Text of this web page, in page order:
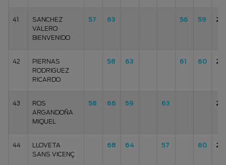
41
SANCHEZ
VALERO
BIENVENIDO
57 63 56 59
42
PIERNAS
RODRIGUEZ
RICARDO
58 63 61 60
43
ROS
ARGANDOÑA
MIQUEL
58 66 59 63
44
LLOVETA
SANS VICENÇ
68 64 57 60